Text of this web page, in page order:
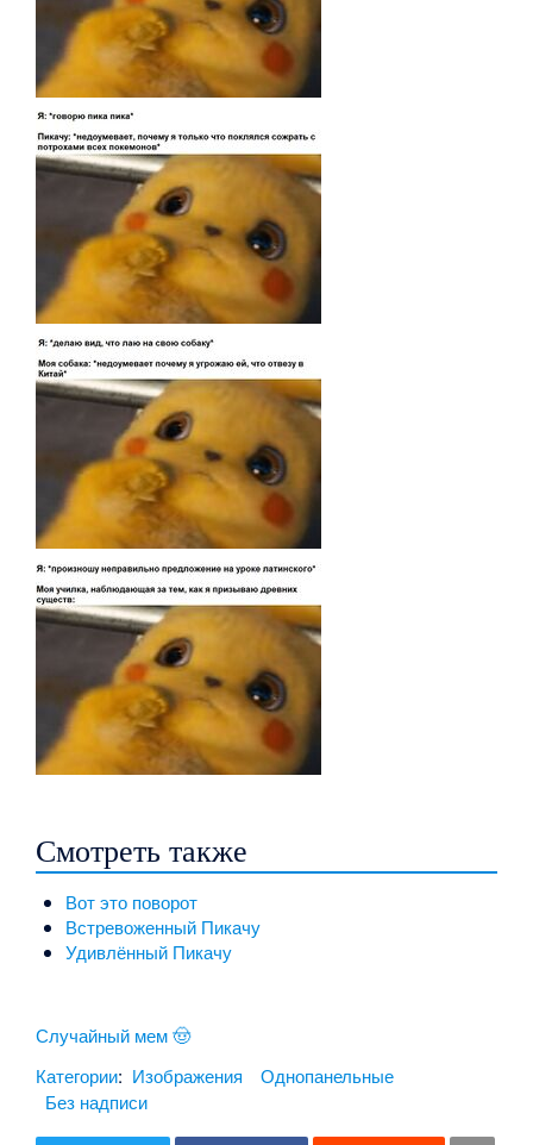
Смотреть также
Вот это поворот
Встревоженный Пикачу
Удивлённый Пикачу
Случайный мем 🤠
Категории: Изображения
Однопанельные
Без надписи